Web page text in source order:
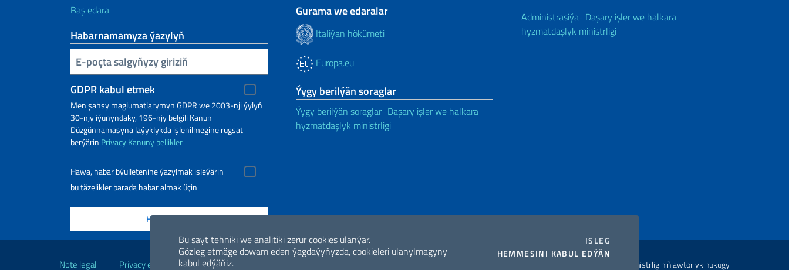
Bu sayt tehniki we analitiki zerur cookies ulanýar.
Gözleg etmäge dowam eden ýagdaýyňyzda, cookieleri ulanylmagyny
kabul edýäňiz.
ISLEG I COOKIES
HEMMESINI KABUL EDÝÄN
Baş edara
Habarnamamyza ýazylyň
Inserisci la tua email
GDPR kabul etmek
Men şahsy maglumatlarymyn GDPR we 2003-nji ýylyň
30-njy iýunyndaky, 196-njy belgili Kanun
Düzgünnamasyna laýyklykda işlenilmegine rugsat
berýärin PrivacyKanuny bellikler
Hawa, habar býulletenine ýazylmak isleýärin
bu täzelikler barada habar almak üçin
Gurama we edaralar
Italiýan hökümeti
Europa.eu
Ýygy berilýän soraglar
Ýygy berilýän soraglar- Daşary işler we halkara
hyzmatdaşlyk ministrligi
Administrasiýa- Daşary işler we halkara
hyzmatdaşlyk ministrligi
Peýdaly baglanyşyklar/linkler
Note legali Privacy e cookie policy Dichiarazione di accessibilità 2026 Daşary işler we halkara hyzmatdaşlyk ministrliginiň awtorlyk hukugy